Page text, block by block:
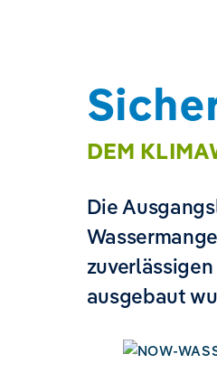
DEM
Die
ausgebaut